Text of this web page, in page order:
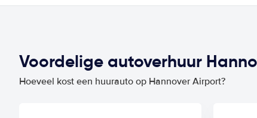
Voordelige autoverhuur
Hoeveel kost een huurauto op Hannover Airport?